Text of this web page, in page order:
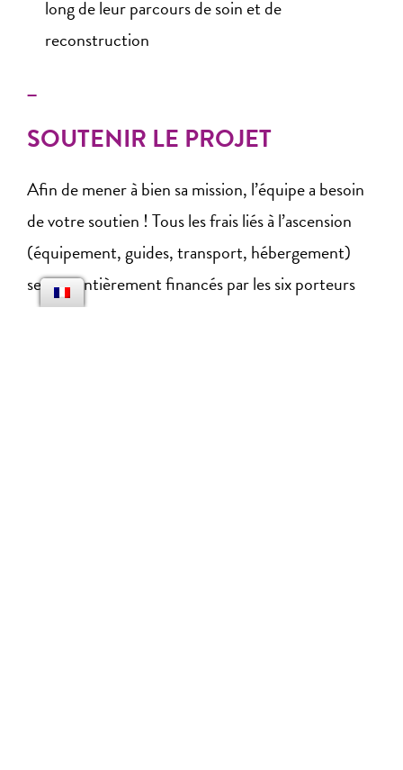
long de leur parcours de soin et de
reconstruction
_
SOUTENIR LE PROJET
Afin de mener à bien sa mission, l’équipe a besoin
de votre soutien ! Tous les frais liés à l’ascension
(équipement, guides, transport, hébergement)
seront entièrement financés par les six porteurs
du projet et vos dons seront entièrement reversés